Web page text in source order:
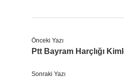
Önceki Yazı
Ptt Bayram Harçlığı
Sonraki Yazı